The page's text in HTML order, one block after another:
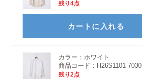
残り4点
カートに入れる
カラー：ホワイト
商品コード： H26S1101-7030
残り2点